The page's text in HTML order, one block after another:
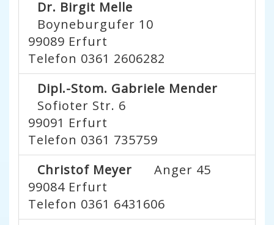
Dr. Birgit Melle
Boyneburgufer 10
99089 Erfurt
Telefon 0361 2606282
Dipl.-Stom. Gabriele Mender
Sofioter Str. 6
99091 Erfurt
Telefon 0361 735759
Christof Meyer
Anger 45
99084 Erfurt
Telefon 0361 6431606